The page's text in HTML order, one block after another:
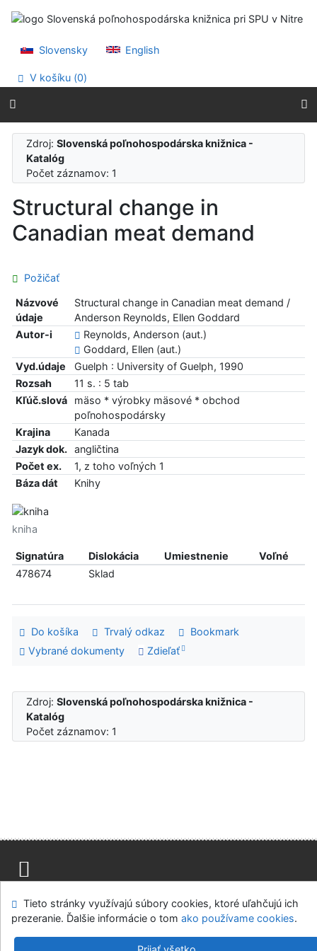
Prejsť na menu
Slovensky
English
V košíku (0)
Zdroj:Slovenská poľnohospodárska knižnica -
Katalóg
Počet záznamov: 1
Structural change in
Canadian meat demand
Požičať
Názvové
údaje
Structural change in Canadian meat demand /
Anderson Reynolds, Ellen Goddard
Autor-i
Reynolds, Anderson (aut.)
Goddard, Ellen (aut.)
Vyd.údaje
Guelph : University of Guelph, 1990
Rozsah
11 s. : 5 tab
Kľúč.slová
mäso * výrobky mäsové * obchod
poľnohospodársky
Krajina
Kanada
Jazyk dok.
angličtina
Počet ex.
1, z toho voľných 1
Báza dát
Knihy
kniha
Signatúra Dislokácia Umiestnenie
Voľné
478674
Sklad
Do košíka Trvalý odkaz
Bookmark
Vybrané dokumenty
Zdieľať
Zdroj:Slovenská poľnohospodárska knižnica -
Katalóg
Počet záznamov: 1
Modul OpenSearch
Napíšte nám Nastavenie cookies
Slovenská poľnohospodárska knižnica pri SPU v Nitre
Tieto stránky využívajú súbory cookies, ktoré uľahčujú ich
prezeranie. Ďalšie informácie o tom ako používame cookies.